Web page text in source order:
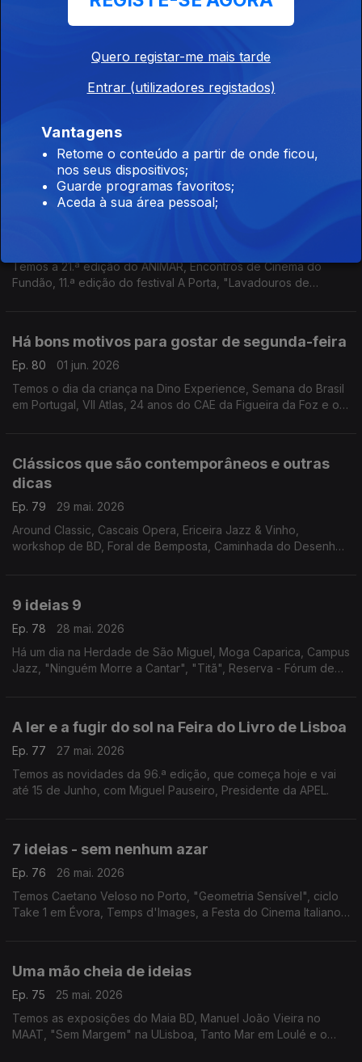
A antecipação do North Festival com o Herberto Quaresma, e
Garfunkel Story", Festival de BD de Beja, Festa do Morango
Verdes, japoneses e uma evocação
Há Guimarães Green Week, Pedro Moutinho e Gisela João no
Castelo de São Jorge, Festival Rádio Faneca, Cinema Japonês
no Cinema São Jorge, Douro Wine City, Viana Joga Forte e
Marjane Satrapi.
Temos a 21.ª edição do ANIMAR, Encontros de Cinema do
Fundão, 11.ª edição do festival A Porta, "Lavadouros de
Há bons motivos para gostar de segunda-feira
Ep. 80
01 jun. 2026
Temos o dia da criança na Dino Experience, Semana do Brasil
em Portugal, VII Atlas, 24 anos do CAE da Figueira da Foz e o
Clássicos que são contemporâneos e outras
dicas
Ep. 79
29 mai. 2026
Around Classic, Cascais Opera, Ericeira Jazz & Vinho,
workshop de BD, Foral de Bemposta, Caminhada do Desenho
9 ideias 9
Ep. 78
28 mai. 2026
Há um dia na Herdade de São Miguel, Moga Caparica, Campus
Jazz, "Ninguém Morre a Cantar", "Titã", Reserva - Fórum de
A ler e a fugir do sol na Feira do Livro de Lisboa
Ep. 77
27 mai. 2026
Temos as novidades da 96.ª edição, que começa hoje e vai
até 15 de Junho, com Miguel Pauseiro, Presidente da APEL.
7 ideias - sem nenhum azar
Ep. 76
26 mai. 2026
Temos Caetano Veloso no Porto, "Geometria Sensível", ciclo
Take 1 em Évora, Temps d'Images, a Festa do Cinema Italiano
Uma mão cheia de ideias
Ep. 75
25 mai. 2026
Temos as exposições do Maia BD, Manuel João Vieira no
MAAT, "Sem Margem" na ULisboa, Tanto Mar em Loulé e o
Quero registar-me mais tarde
Entrar (utilizadores registados)
Vantagens
Retome o conteúdo a partir de onde ficou,
nos seus dispositivos;
Guarde programas favoritos;
Aceda à sua área pessoal;